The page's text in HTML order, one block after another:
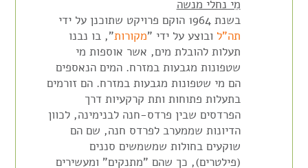
מֵי נחלי מנשה
בשנת 1964 הוקם פרויקט שתוכנן על ידי
תה"ל ובוצע על ידי "מקורות", בו נבנו
תעלות להובלת מים, אשר אוספות מי
שטפונות מגבעות במזרח. המים הנאספים
הם מי שטפונות מגבעות במזרח. הם זורמים
בתעלות פתוחות ותת קרקעיות דרך
הפרדסים שבין פרדס-חנה לבנימינה, לכוון
הדיונות שממערב לפרדס חנה, שם הם
שוקעים בחולות שמשמשים סננים
(פילטרים), כך שהם "מתנקים" ומעשירים